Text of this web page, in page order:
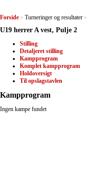
Forside > Turneringer og resultater >
U19 herrer A vest, Pulje 2
Stilling
Detaljeret stilling
Kampprogram
Komplet kampprogram
Holdoversigt
Til opslagstavlen
Kampprogram
Ingen kampe fundet